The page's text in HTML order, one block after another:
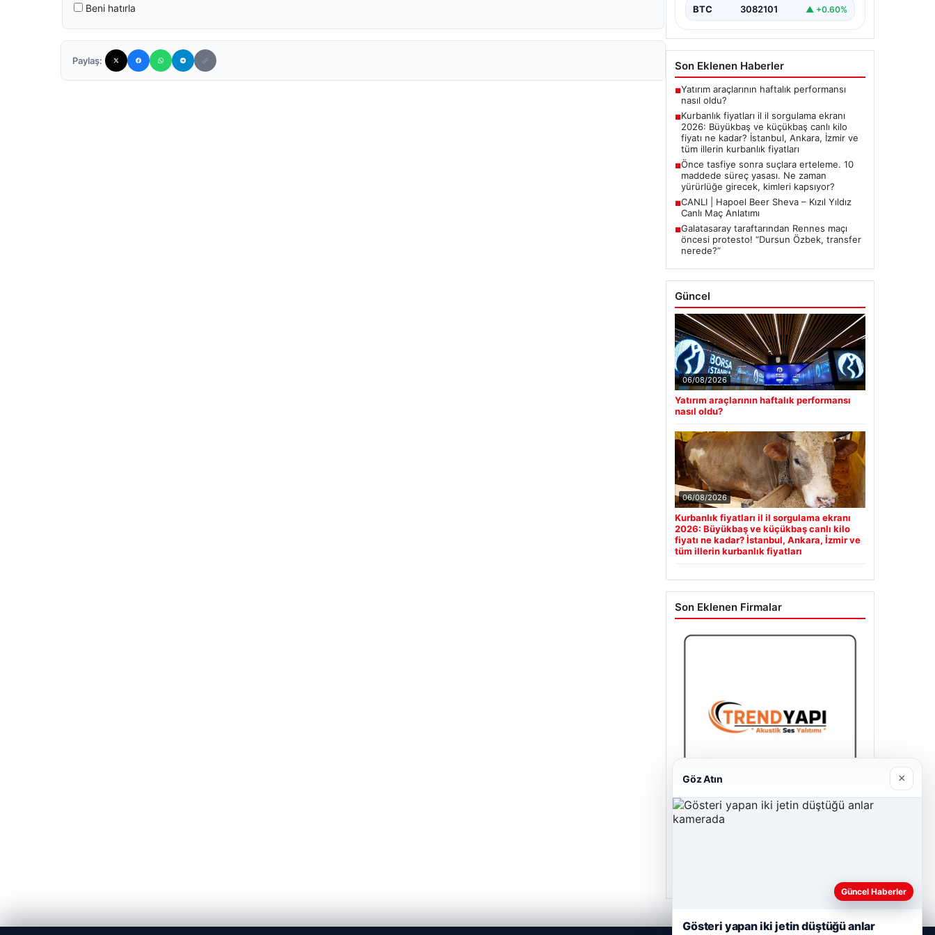
Beni hatırla
Paylaş:
BTC 3082101 ▲ +0.60%
Son Eklenen Haberler
■Yatırım araçlarının haftalık performansı
nasıl oldu?
■Kurbanlık fiyatları il il sorgulama ekranı
2026: Büyükbaş ve küçükbaş canlı kilo
fiyatı ne kadar? İstanbul, Ankara, İzmir ve
tüm illerin kurbanlık fiyatları
■Önce tasfiye sonra suçlara erteleme. 10
maddede süreç yasası. Ne zaman
yürürlüğe girecek, kimleri kapsıyor?
■CANLI | Hapoel Beer Sheva – Kızıl Yıldız
Canlı Maç Anlatımı
■Galatasaray taraftarından Rennes maçı
öncesi protesto! “Dursun Özbek, transfer
nerede?”
Güncel
06/08/2026
Yatırım araçlarının haftalık performansı
nasıl oldu?
06/08/2026
Kurbanlık fiyatları il il sorgulama ekranı
2026: Büyükbaş ve küçükbaş canlı kilo
fiyatı ne kadar? İstanbul, Ankara, İzmir ve
tüm illerin kurbanlık fiyatları
Son Eklenen Firmalar
Göz Atın ×
Güncel Haberler
Gösteri yapan iki jetin düştüğü anlar